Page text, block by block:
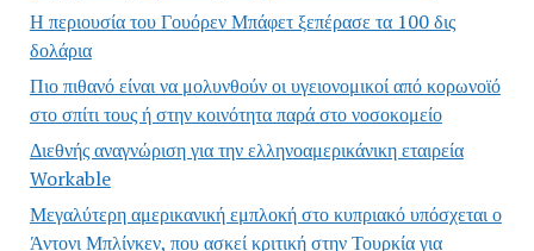
Η περιουσία του Γουόρεν Μπάφετ ξεπέρασε τα 100 δις
δολάρια
Πιο πιθανό είναι να μολυνθούν οι υγειονομικοί από κορωνοϊό
στο σπίτι τους ή στην κοινότητα παρά στο νοσοκομείο
Διεθνής αναγνώριση για την ελληνοαμερικάνικη εταιρεία
Workable
Μεγαλύτερη αμερικανική εμπλοκή στο κυπριακό υπόσχεται ο
Άντονι Μπλίνκεν, που ασκεί κριτική στην Τουρκία για